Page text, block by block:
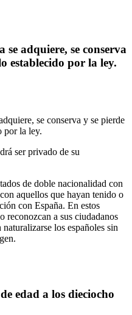
adquiere, se conserva
establecido por la ley.
se conserva y se pierde
por la ley.
ser privado de su
de doble nacionalidad con
aquellos que hayan tenido o
con España. En estos
reconozcan a sus ciudadanos
los españoles sin
edad a los dieciocho